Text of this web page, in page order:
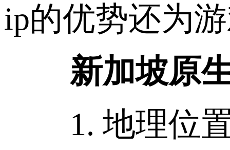
ip的优势还为
新加坡原
1. 地理位置